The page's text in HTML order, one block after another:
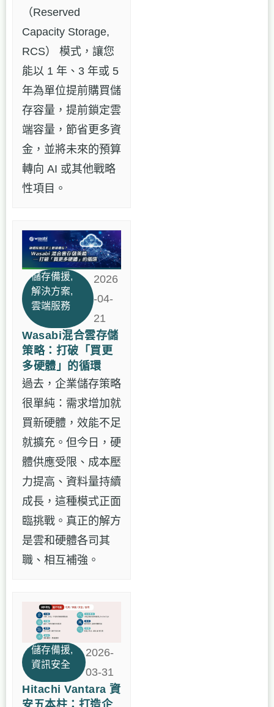
（Reserved
Capacity Storage,
RCS） 模式，讓您
能以 1 年、3 年或 5
年為單位提前購買儲
存容量，提前鎖定雲
端容量，節省更多資
金，並將未來的預算
轉向 AI 或其他戰略
性項目。
儲存備援,
解決方案,
雲端服務
2026
-04-
21
Wasabi混合雲存儲
策略：打破「買更
多硬體」的循環
過去，企業儲存策略
很單純：需求增加就
買新硬體，效能不足
就擴充。但今日，硬
體供應受限、成本壓
力提高、資料量持續
成長，這種模式正面
臨挑戰。真正的解方
是雲和硬體各司其
職、相互補強。
儲存備援,
資訊安全
2026-
03-31
Hitachi Vantara 資
安五本柱：打造企